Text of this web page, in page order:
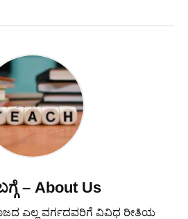
– About Us
ಎಲ್ಲ ವರ್ಗದವರಿಗೆ ವಿವಿಧ ರೀತಿಯ